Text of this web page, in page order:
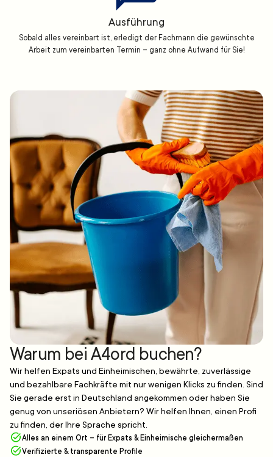
Ausführung
Sobald alles vereinbart ist, erledigt der Fachmann die gewünschte
Arbeit zum vereinbarten Termin – ganz ohne Aufwand für Sie!
Warum bei A4ord buchen?
Wir helfen Expats und Einheimischen, bewährte, zuverlässige
und bezahlbare Fachkräfte mit nur wenigen Klicks zu finden. Sind
Sie gerade erst in Deutschland angekommen oder haben Sie
genug von unseriösen Anbietern? Wir helfen Ihnen, einen Profi
zu finden, der Ihre Sprache spricht.
Alles an einem Ort – für Expats & Einheimische gleichermaßen
Verifizierte & transparente Profile